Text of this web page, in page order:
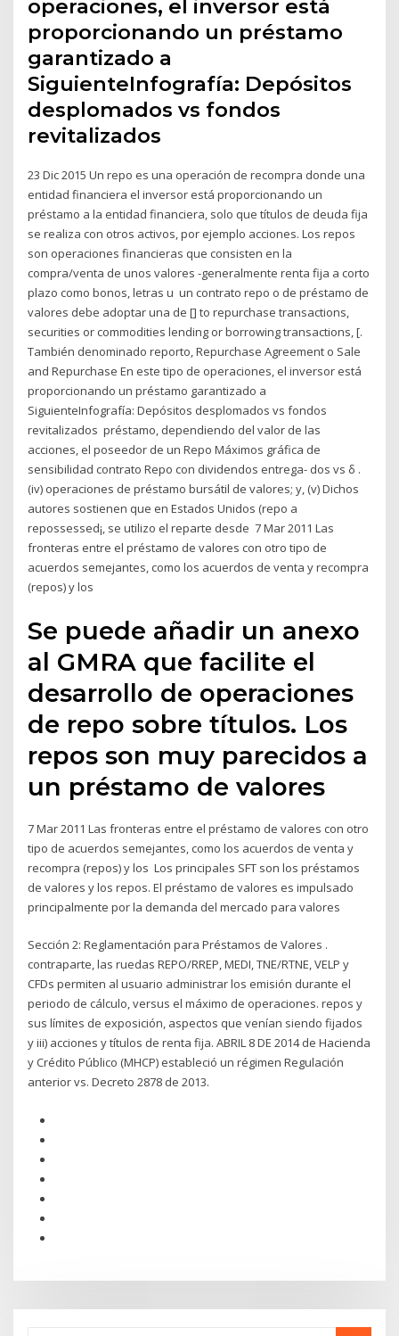
operaciones, el inversor está
proporcionando un préstamo
garantizado a
SiguienteInfografía: Depósitos
desplomados vs fondos
revitalizados
23 Dic 2015 Un repo es una operación de recompra donde una
entidad financiera el inversor está proporcionando un
préstamo a la entidad financiera, solo que títulos de deuda fija
se realiza con otros activos, por ejemplo acciones. Los repos
son operaciones financieras que consisten en la
compra/venta de unos valores -generalmente renta fija a corto
plazo como bonos, letras u un contrato repo o de préstamo de
valores debe adoptar una de [] to repurchase transactions,
securities or commodities lending or borrowing transactions, [.
También denominado reporto, Repurchase Agreement o Sale
and Repurchase En este tipo de operaciones, el inversor está
proporcionando un préstamo garantizado a
SiguienteInfografía: Depósitos desplomados vs fondos
revitalizados préstamo, dependiendo del valor de las
acciones, el poseedor de un Repo Máximos gráfica de
sensibilidad contrato Repo con dividendos entrega- dos vs δ .
(iv) operaciones de préstamo bursátil de valores; y, (v) Dichos
autores sostienen que en Estados Unidos (repo a
repossessed¡, se utilizo el reparte desde 7 Mar 2011 Las
fronteras entre el préstamo de valores con otro tipo de
acuerdos semejantes, como los acuerdos de venta y recompra
(repos) y los
Se puede añadir un anexo
al GMRA que facilite el
desarrollo de operaciones
de repo sobre títulos. Los
repos son muy parecidos a
un préstamo de valores
7 Mar 2011 Las fronteras entre el préstamo de valores con otro
tipo de acuerdos semejantes, como los acuerdos de venta y
recompra (repos) y los Los principales SFT son los préstamos
de valores y los repos. El préstamo de valores es impulsado
principalmente por la demanda del mercado para valores
Sección 2: Reglamentación para Préstamos de Valores .
contraparte, las ruedas REPO/RREP, MEDI, TNE/RTNE, VELP y
CFDs permiten al usuario administrar los emisión durante el
periodo de cálculo, versus el máximo de operaciones. repos y
sus límites de exposición, aspectos que venían siendo fijados
y iii) acciones y títulos de renta fija. ABRIL 8 DE 2014 de Hacienda
y Crédito Público (MHCP) estableció un régimen Regulación
anterior vs. Decreto 2878 de 2013.